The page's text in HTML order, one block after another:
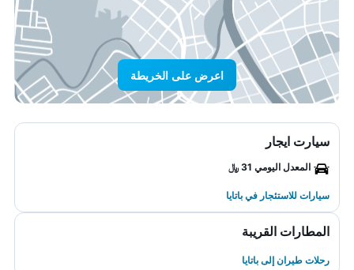
اعرض على الخريطة
سيارت ايجار
المعدل اليومي 31 ﷼
سيارات للاستئجار في باتايا
المطارات القريبة
رحلات طيران إلى باتايا